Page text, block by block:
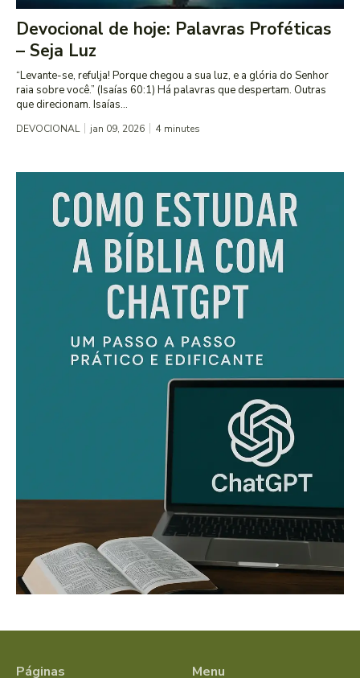
Devocional de hoje: Palavras Proféticas
– Seja Luz
“Levante-se, refulja! Porque chegou a sua luz, e a glória do Senhor
raia sobre você.” (Isaías 60:1) Há palavras que despertam. Outras
que direcionam. Isaías...
DEVOCIONAL jan 09, 2026 4 minutes
Páginas Menu